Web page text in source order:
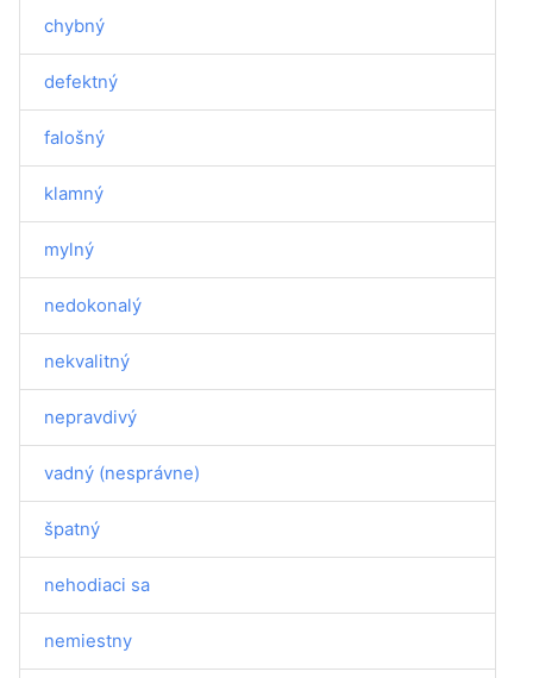
chybný
defektný
falošný
klamný
mylný
nedokonalý
nekvalitný
nepravdivý
vadný (nesprávne)
špatný
nehodiaci sa
nemiestny